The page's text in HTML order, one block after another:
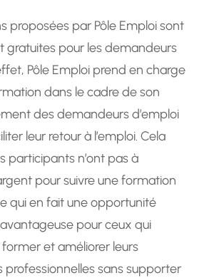
proposées par Pôle Emploi sont
gratuites pour les demandeurs
Pôle Emploi prend en charge
dans le cadre de son
des demandeurs d’emploi
leur retour à l’emploi. Cela
participants n’ont pas à
pour suivre une formation
qui en fait une opportunité
pour ceux qui
et améliorer leurs
sans supporter